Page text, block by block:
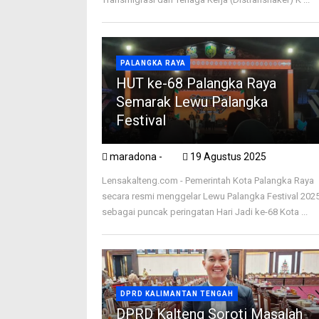
PALANGKA RAYA
HUT ke-68 Palangka Raya
Semarak Lewu Palangka
Festival
maradona - 19 Agustus 2025
Lensakalteng.com - Pemerintah Kota Palangka Raya
secara resmi menggelar Lewu Palangka Festival
sebagai puncak peringatan Hari Jadi ke-68 Kota ...
DPRD KALIMANTAN TENGAH
DPRD Kalteng Soroti Masalah